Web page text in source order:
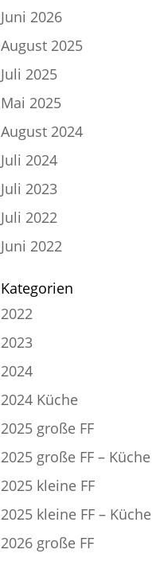
Juni 2026
August 2025
Juli 2025
Mai 2025
August 2024
Juli 2024
Juli 2023
Juli 2022
Juni 2022
Kategorien
2022
2023
2024
2024 Küche
2025 große FF
2025 große FF – Küche
2025 kleine FF
2025 kleine FF – Küche
2026 große FF